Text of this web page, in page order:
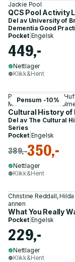
Jackie Pool
QCS Pool Activity
Del av University of
Dementia Good
Pocket| Engelsk
449,-
Nettlager
Klikk&Hent
Pensum -10%
Professor Joyce L.
Martha Stoddard
Cultural History of
Del av The Cultural
Series
Pocket| Engelsk
389,-350,-
Nettlager
Klikk&Hent
Christine Reddall, Hilda
annen
What You Really
Pocket| Engelsk
229,-
Nettlager
Klikk&Hent